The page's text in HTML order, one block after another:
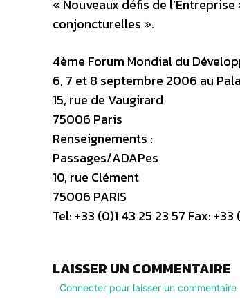
« Nouveaux défis de
conjoncturelles ».
4ème Forum Mondial du
6, 7 et 8 septembre 2006 au
15, rue de Vaugirard
75006 Paris
Renseignements :
Passages/ADAPes
10, rue Clément
75006 PARIS
Tel: +33 (0)1 43 25 23 57 Fax:
LAISSER UN COMMENTAIRE
Connecter pour laisser un commentaire